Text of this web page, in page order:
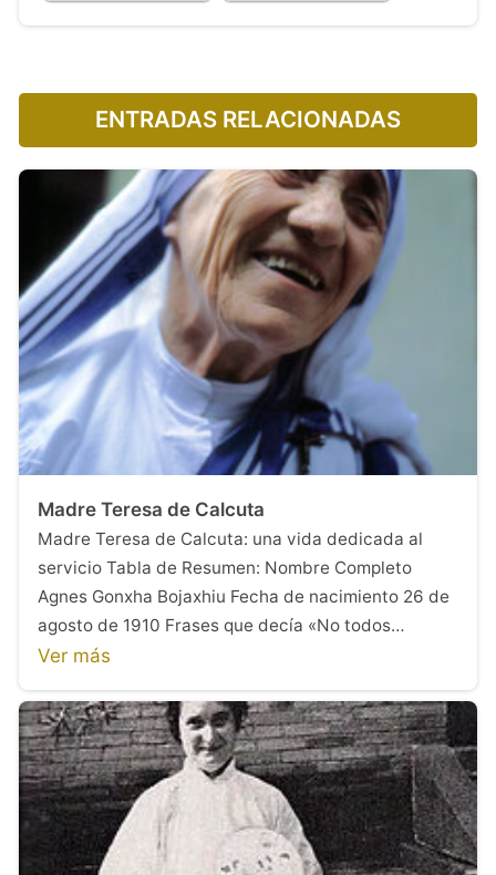
ENTRADAS RELACIONADAS
Madre Teresa de Calcuta
Madre Teresa de Calcuta: una vida dedicada al
servicio Tabla de Resumen: Nombre Completo
Agnes Gonxha Bojaxhiu Fecha de nacimiento 26 de
agosto de 1910 Frases que decía «No todos…
Ver más